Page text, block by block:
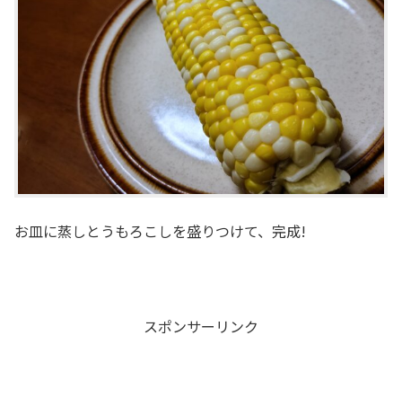
お皿に蒸しとうもろこしを盛りつけて、完成!
スポンサーリンク